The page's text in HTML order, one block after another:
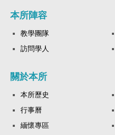
本所陣容
教學團隊
訪問學人
關於本所
本所歷史
行事曆
緬懷專區